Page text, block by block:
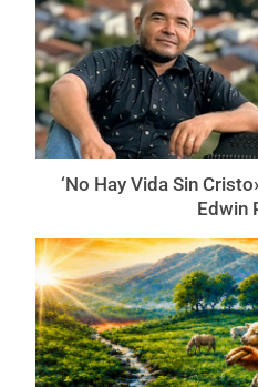
‘No Hay Vida Sin
Edwin